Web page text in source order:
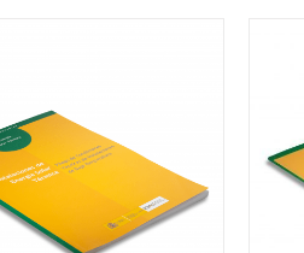
AÑADIR AL CARRITO